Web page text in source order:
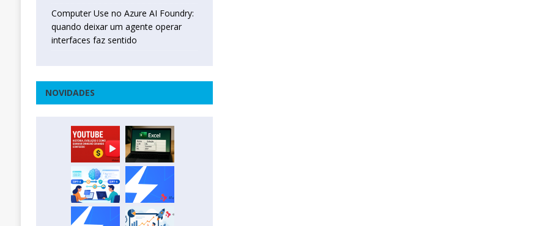
Computer Use no Azure AI Foundry:
quando deixar um agente operar
interfaces faz sentido
NOVIDADES